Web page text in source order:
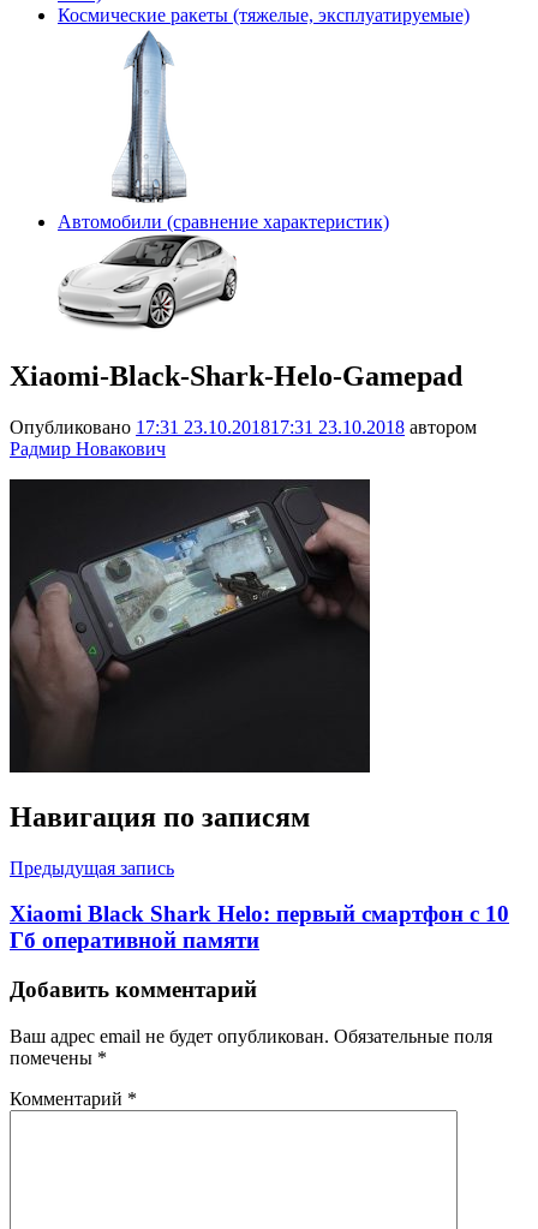
Космические ракеты (тяжелые, эксплуатируемые)
Автомобили (сравнение характеристик)
Xiaomi-Black-Shark-Helo-Gamepad
Опубликовано 17:31 23.10.201817:31 23.10.2018 автором
Радмир Новакович
Навигация по записям
Предыдущая запись
Xiaomi Black Shark Helo: первый смартфон с 10
Гб оперативной памяти
Добавить комментарий
Ваш адрес email не будет опубликован. Обязательные поля
помечены *
Комментарий *